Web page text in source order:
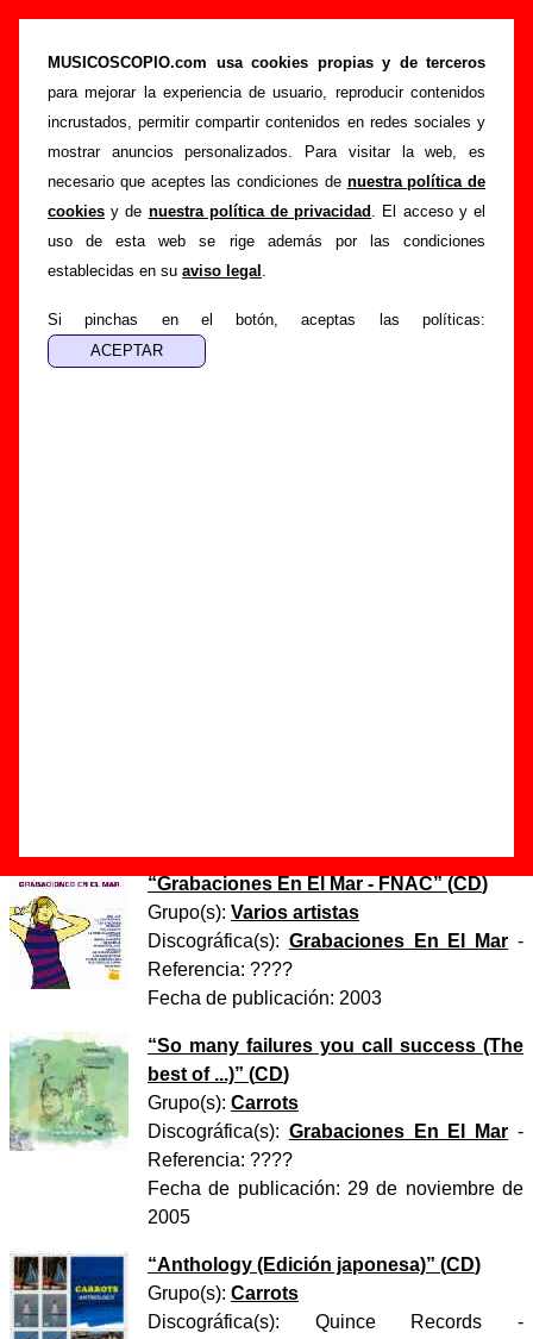
MUSICOSCOPIO.com usa cookies propias y de terceros
para mejorar la experiencia de usuario, reproducir contenidos
incrustados, permitir compartir contenidos en redes sociales y
mostrar anuncios personalizados. Para visitar la web, es
necesario que aceptes las condiciones de nuestra política de
cookies y de nuestra política de privacidad . El acceso y el
uso de esta web se rige además por las condiciones
establecidas en su aviso legal .
Si pinchas en el botón, aceptas las políticas:
“Spending chocolate coins”, canción de
Carrots (Letra e información)
Portada >Carrots >Canciones >Spending chocolate coins
Esta página pretende recopilar todo tipo de información
sobre lacanción "Spending chocolate coins" interpretada
porCarrots . Además de su letra, también aparecerá
información sobre el autor o los autores, sobre los discos en
los que está incluido este tema, sobre la grabación del
encuentras errores o tienes información adicional, puedes
ayudar a
completar esta información
“Grabaciones En El Mar - FNAC” (CD)
Grupo(s): Varios artistas
Discográfica(s): Grabaciones En El Mar -
Referencia: ????
Fecha de publicación: 2003
“So many failures you call success (The
best of ...)” (CD)
Grupo(s): Carrots
Discográfica(s): Grabaciones En El Mar -
Referencia: ????
Fecha de publicación: 29 de noviembre de
2005
“Anthology (Edición japonesa)” (CD)
Grupo(s): Carrots
Discográfica(s): Quince Records -